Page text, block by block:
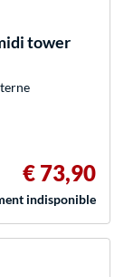
tower
€ 73,90
indisponible